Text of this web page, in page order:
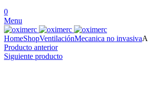
0
Menu
HomeShopVentilaciónMecanica no invasiva
Producto anterior
Siguiente producto